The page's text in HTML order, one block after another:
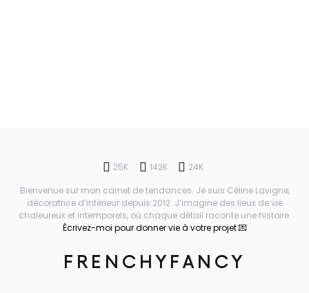
25K 142K
24K
Bienvenue sur mon carnet de tendances. Je suis Céline Lavigne,
décoratrice d’intérieur depuis 2012. J’imagine des lieux de vie
chaleureux et intemporels, où chaque détail raconte une histoire.
Écrivez-moi pour donner vie à votre projet 💌
FRENCHYFANCY